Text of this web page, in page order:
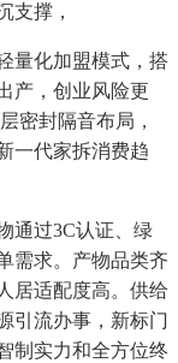
支撑，
化加盟模式，搭
产，创业风险更
密封隔音布局，
一代家拆消费趋
过3C认证、绿
需求。产物品类齐
居适配度高。供给
引流办事，新标门
制实力和全方位终